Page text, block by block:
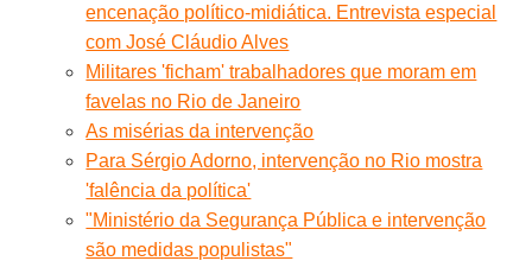
encenação político-midiática. Entrevista especial
com José Cláudio Alves
Militares 'ficham' trabalhadores que moram em
favelas no Rio de Janeiro
As misérias da intervenção
Para Sérgio Adorno, intervenção no Rio mostra
'falência da política'
"Ministério da Segurança Pública e intervenção
são medidas populistas"